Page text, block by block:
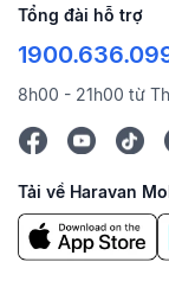
Tổng đài hỗ trợ
8h00 - 21h00 từ
Tải về Haravan